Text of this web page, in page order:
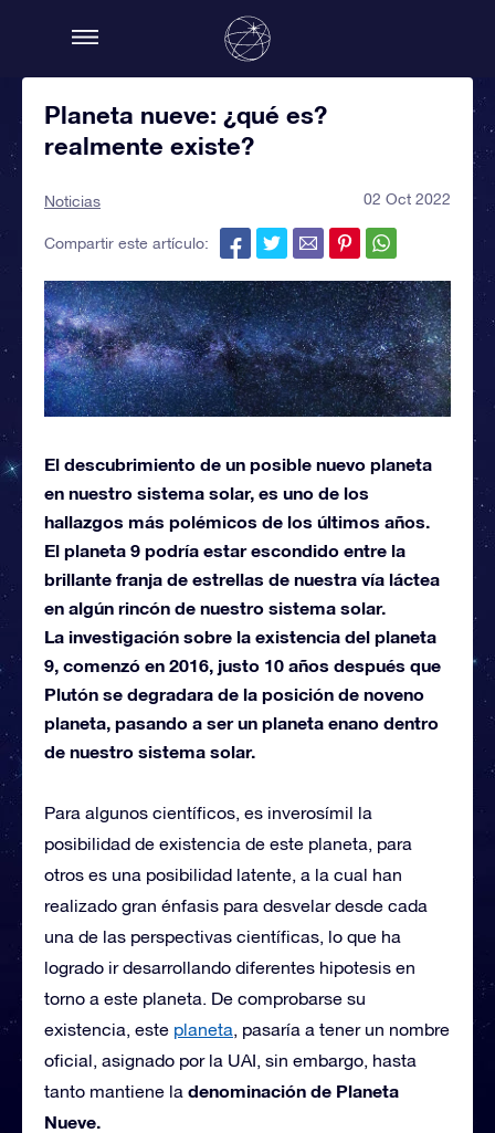
Planeta nueve: ¿qué es?
realmente existe?
Noticias 02 Oct 2022
Compartir este artículo:
El descubrimiento de un posible nuevo planeta
en nuestro sistema solar, es uno de los
hallazgos más polémicos de los últimos años.
El planeta 9 podría estar escondido entre la
brillante franja de estrellas de nuestra vía láctea
en algún rincón de nuestro sistema solar.
La investigación sobre la existencia del planeta
9, comenzó en 2016, justo 10 años después que
Plutón se degradara de la posición de noveno
planeta, pasando a ser un planeta enano dentro
de nuestro sistema solar.
Para algunos científicos, es inverosímil la
posibilidad de existencia de este planeta, para
otros es una posibilidad latente, a la cual han
realizado gran énfasis para desvelar desde cada
una de las perspectivas científicas, lo que ha
logrado ir desarrollando diferentes hipotesis en
torno a este planeta. De comprobarse su
existencia, este planeta, pasaría a tener un nombre
oficial, asignado por la UAI, sin embargo, hasta
tanto mantiene la denominación de Planeta
Nueve.